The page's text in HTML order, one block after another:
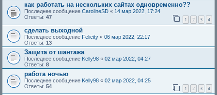
как работать на нескольких сайтах одновременно??
Последнее сообщение CarolineSD « 14 мар 2022, 17:24
Ответы: 47 1 2 3 4
сделать выходной
Последнее сообщение Felicity « 06 мар 2022, 22:17
Ответы: 13
Защита от шантажа
Последнее сообщение Kelly98 « 02 мар 2022, 04:27
Ответы: 8
работа ночью
Последнее сообщение Kelly98 « 02 мар 2022, 04:25
Ответы: 54 1 2 3 4